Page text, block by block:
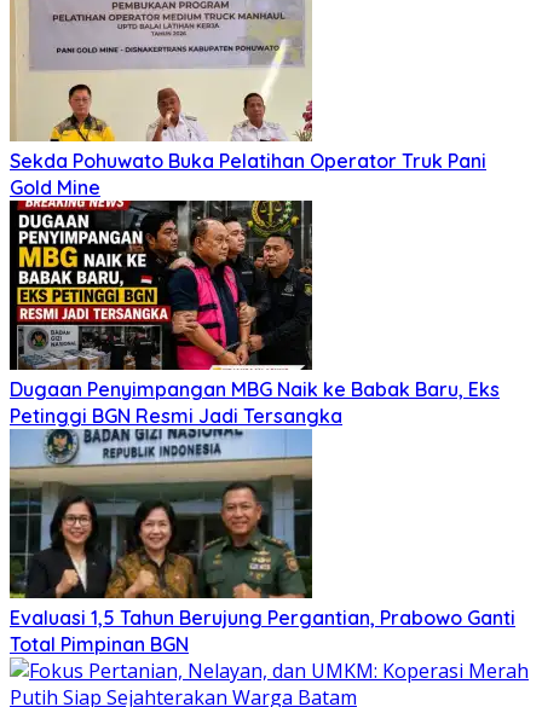
Sekda Pohuwato Buka Pelatihan Operator Truk Pani
Gold Mine
Dugaan Penyimpangan MBG Naik ke Babak Baru, Eks
Petinggi BGN Resmi Jadi Tersangka
Evaluasi 1,5 Tahun Berujung Pergantian, Prabowo Ganti
Total Pimpinan BGN